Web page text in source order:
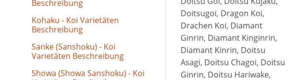
Beschreibung
Kohaku - Koi Varietäten
Beschreibung
Sanke (Sanshoku) - Koi
Varietäten Beschreibung
Showa (Showa Sanshoku) - Koi
Doitsugoi, Dragon Koi,
Drachen Koi, Diamant
Ginrin, Diamant Kinginrin,
Diamant Kinrin, Doitsu
Asagi, Doitsu Chagoi, Doitsu
Ginrin, Doitsu Hariwake,